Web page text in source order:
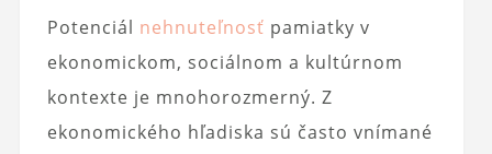
Potenciál nehnuteľnosť pamiatky v
ekonomickom, sociálnom a kultúrnom
kontexte je mnohorozmerný. Z
ekonomického hľadiska sú často vnímané